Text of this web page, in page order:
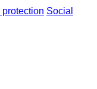
Social